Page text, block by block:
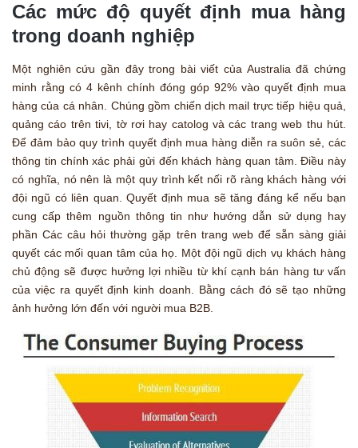
Các mức độ quyết định mua hàng
trong doanh nghiệp
Một nghiên cứu gần đây trong bài viết của Australia đã chứng
minh rằng có 4 kênh chính đóng góp 92% vào quyết định mua
hàng của cá nhân. Chúng gồm chiến dịch mail trực tiếp hiệu quả,
quảng cáo trên tivi, tờ rơi hay catolog và các trang web thu hút.
Để đảm bảo quy trình quyết định mua hàng diễn ra suôn sẻ, các
thông tin chính xác phải gửi đến khách hàng quan tâm. Điều này
có nghĩa, nó nên là một quy trình kết nối rõ ràng khách hàng với
đội ngũ có liên quan. Quyết định mua sẽ tăng đáng kể nếu bạn
cung cấp thêm nguồn thông tin như hướng dẫn sử dụng hay
phần Các câu hỏi thường gặp trên trang web để sẵn sàng giải
quyết các mối quan tâm của họ. Một đội ngũ dịch vụ khách hàng
chủ động sẽ được hưởng lợi nhiều từ khí cạnh bán hàng tư vấn
của việc ra quyết định kinh doanh. Bằng cách đó sẽ tạo những
ảnh hưởng lớn đến với người mua B2B.